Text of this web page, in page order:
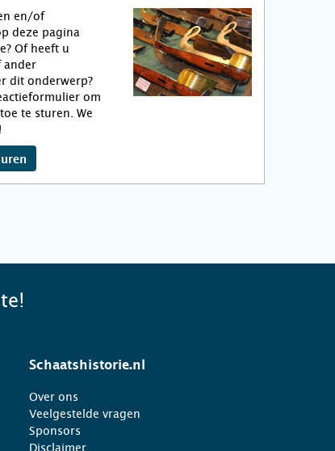
en/of
deze pagina
Of heeft u
ander
dit onderwerp?
om
te sturen. We
Schaatshistorie.nl
Over ons
Veelgestelde vragen
Sponsors
Disclaimer